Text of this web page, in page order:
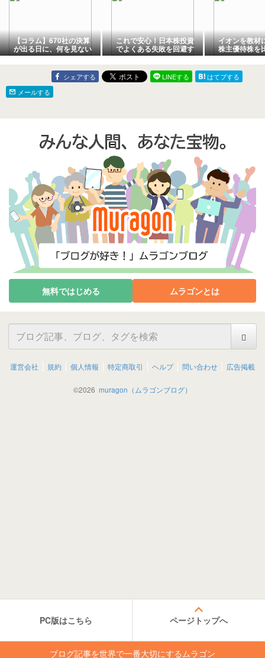
【コラム】670社の決算
が出る日に、何を見ない
か｜決算ラッシュは情報
量より順番
これで安心！日本株投資
でよくある失敗を回避す
る方法5選
イオンを教材
株主優待株を
点5選
シェアする LINEする
はてブする
メールする
無料ではじめる ムラゴンとは
運営会社 規約 個人情報 特定商取引 ヘルプ 問い合わせ 広告掲載
©2026 muragon（ムラゴンブログ）
PC版はこちら ページトップへ
ブログ記事を世界で一番大切にするムラゴン